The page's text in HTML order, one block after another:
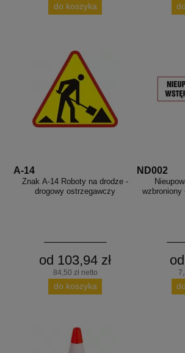
do koszyka
A-14
Znak A-14 Roboty na drodze -
drogowy ostrzegawczy
od 103,94 zł
84,50 zł netto
do koszyka
ND002